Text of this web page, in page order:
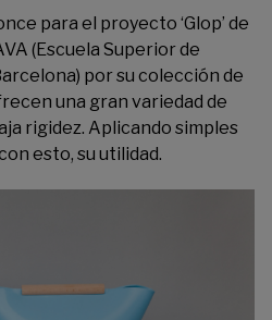
para el proyecto ‘Glop’ de
(Escuela Superior de
por su colección de
una gran variedad de
rigidez. Aplicando simples
esto, su utilidad.